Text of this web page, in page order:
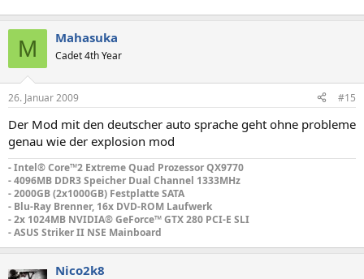
M Mahasuka
Cadet 4th Year
26. Januar 2009 #15
Der Mod mit den deutscher auto sprache geht ohne probleme
genau wie der explosion mod
- Intel® Core™2 Extreme Quad Prozessor QX9770
- 4096MB DDR3 Speicher Dual Channel 1333MHz
- 2000GB (2x1000GB) Festplatte SATA
- Blu-Ray Brenner, 16x DVD-ROM Laufwerk
- 2x 1024MB NVIDIA® GeForce™ GTX 280 PCI-E SLI
- ASUS Striker II NSE Mainboard
Nico2k8